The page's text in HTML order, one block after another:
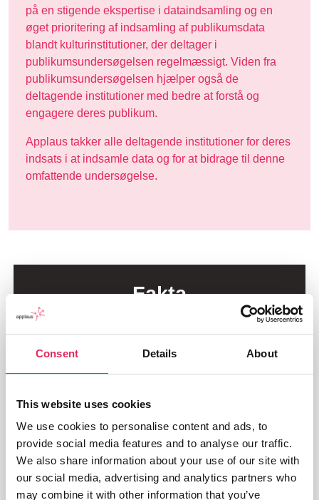
Consent Details About
This website uses cookies
We use cookies to personalise content and ads, to
provide social media features and to analyse our traffic.
We also share information about your use of our site with
our social media, advertising and analytics partners who
may combine it with other information that you’ve
på en stigende ekspertise i dataindsamling og en
øget prioritering af indsamling af publikumsdata
blandt kulturinstitutioner, der deltager i
publikumsundersøgelsen regelmæssigt. Viden fra
publikumsundersøgelsen hjælper også de
deltagende institutioner med bedre at forstå og
engagere deres publikum.
Applaus takker alle deltagende institutioner for deres
indsats i at indsamle data og for at bidrage til denne
omfattende undersøgelse.
Fakta
april 2024 og er udviklet i samarbejde med DEOO,
Dansk Live, Dansk Teater og Epinion.
spørgeskema, som institutionerne delte med deres
nyhedsbrevsmodtagere, følgere på sociale medier,
besøgende og tidligere billetkøbere.
Download datasættet her